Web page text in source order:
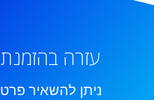
עזרה בהזמנת
ניתן להשאיר